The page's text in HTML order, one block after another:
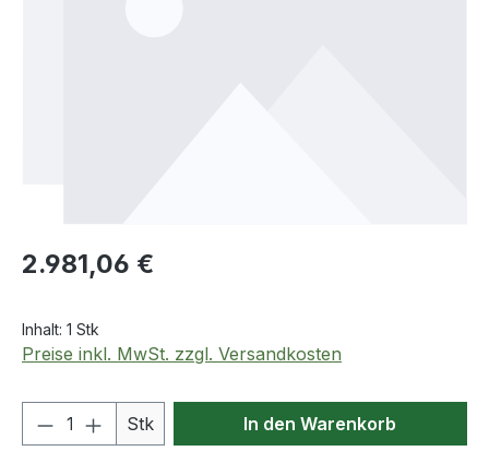
Regulärer Preis:
2.981,06 €
Inhalt: 1 Stk
Preise inkl. MwSt. zzgl. Versandkosten
Produkt Anzahl: Gib den
Stk In den Warenkorb